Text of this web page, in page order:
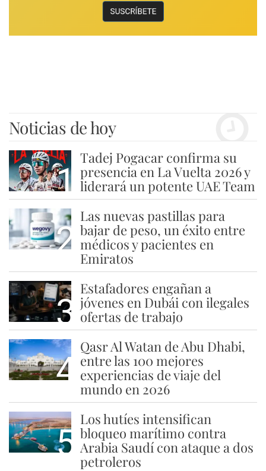
Noticias de hoy
1
Tadej Pogacar confirma su
presencia en La Vuelta 2026 y
liderará un potente UAE Team
2
Las nuevas pastillas para
bajar de peso, un éxito entre
médicos y pacientes en
Emiratos
3
Estafadores engañan a
jóvenes en Dubái con ilegales
ofertas de trabajo
4
Qasr Al Watan de Abu Dhabi,
entre las 100 mejores
experiencias de viaje del
mundo en 2026
5
Los hutíes intensifican
bloqueo marítimo contra
Arabia Saudí con ataque a dos
petroleros